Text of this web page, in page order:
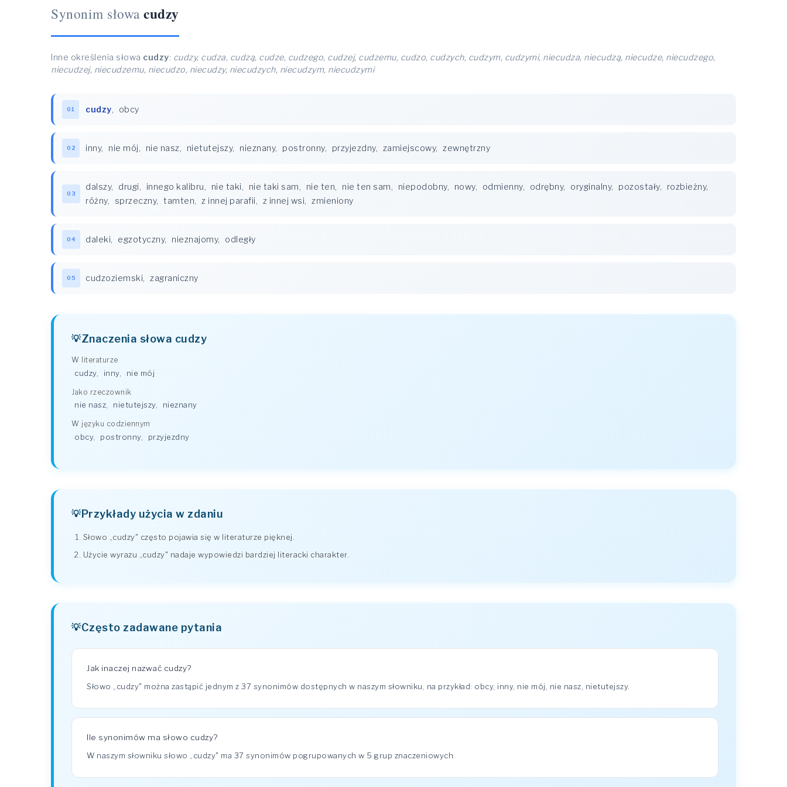
Synonim słowa cudzy
Inne określenia słowa cudzy: cudzy, cudza, cudzą, cudze, cudzego, cudzej, cudzemu, cudzo, cudzych, cudzym, cudzymi, niecudza, niecudzą, niecudze, niecudzego,
niecudzej, niecudzemu, niecudzo, niecudzy, niecudzych, niecudzym, niecudzymi
01 cudzy, obcy
02 inny, nie mój, nie nasz, nietutejszy, nieznany, postronny, przyjezdny, zamiejscowy, zewnętrzny
03
dalszy, drugi, innego kalibru, nie taki, nie taki sam, nie ten, nie ten sam, niepodobny, nowy, odmienny, odrębny, oryginalny, pozostały, rozbieżny,
różny, sprzeczny, tamten, z innej parafii, z innej wsi, zmieniony
04 daleki, egzotyczny, nieznajomy, odległy
05 cudzoziemski, zagraniczny
Znaczenia słowa cudzy
W literaturze
cudzy, inny, nie mój
Jako rzeczownik
nie nasz, nietutejszy, nieznany
W języku codziennym
obcy, postronny, przyjezdny
Przykłady użycia w zdaniu
Słowo „cudzy" często pojawia się w literaturze pięknej.
Użycie wyrazu „cudzy" nadaje wypowiedzi bardziej literacki charakter.
Często zadawane pytania
Jak inaczej nazwać cudzy?
Słowo „cudzy" można zastąpić jednym z 37 synonimów dostępnych w naszym słowniku, na przykład: obcy, inny, nie mój, nie nasz, nietutejszy.
Ile synonimów ma słowo cudzy?
W naszym słowniku słowo „cudzy" ma 37 synonimów pogrupowanych w 5 grup znaczeniowych.